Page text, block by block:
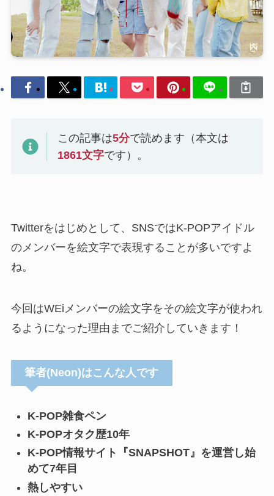
この記事は5分で読めます（本文は
1861文字です）。
Twitterをはじめとして、SNSではK-POPアイドル
のメンバーを絵文字で表現することが多いですよ
ね。
今回はWEiメンバーの絵文字をその絵文字が使われ
るようになった理由までご紹介していきます！
筆者(Neon)はこんな人です
K-POP雑食ペン
K-POPオタク歴10年
K-POP情報サイト『SNAPSHOT』を運営し始
めて7年目
熱しやすい